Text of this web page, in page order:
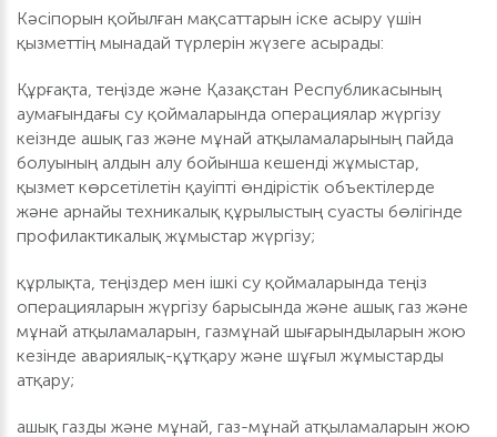
Кәсіпорын қойылған мақсаттарын іске асыру үшін
қызметтің мынадай түрлерін жүзеге асырады:
Құрғақта, теңізде және Қазақстан Республикасының
аумағындағы су қоймаларында операциялар жүргізу
кеізнде ашық газ және мұнай атқыламаларының пайда
болуының алдын алу бойынша кешенді жұмыстар,
қызмет көрсетілетін қауіпті өндірістік объектілерде
және арнайы техникалық құрылыстың суасты бөлігінде
профилактикалық жұмыстар жүргізу;
құрлықта, теңіздер мен ішкі су қоймаларында теңіз
операцияларын жүргізу барысында және ашық газ және
мұнай атқыламаларын, газмұнай шығарындыларын жою
кезінде авариялық-құтқару және шұғыл жұмыстарды
атқару;
ашық газды және мұнай, газ-мұнай атқыламаларын жою